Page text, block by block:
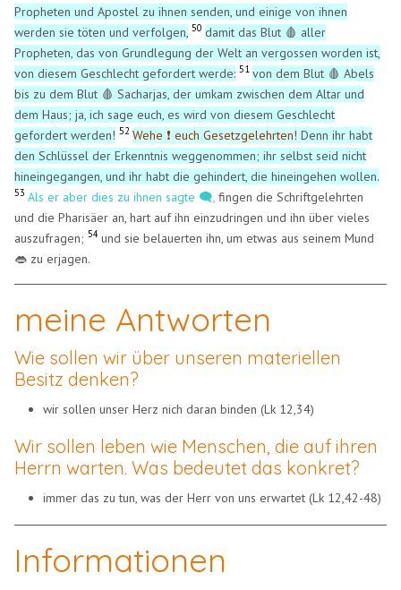
Propheten und Apostel zu ihnen senden, und einige von ihnen
werden sie töten und verfolgen, 50 damit das Blut 🩸 aller
Propheten, das von Grundlegung der Welt an vergossen worden ist,
von diesem Geschlecht gefordert werde: 51 von dem Blut 🩸 Abels
bis zu dem Blut 🩸 Sacharjas, der umkam zwischen dem Altar und
dem Haus; ja, ich sage euch, es wird von diesem Geschlecht
gefordert werden! 52 Wehe ❗ euch Gesetzgelehrten! Denn ihr habt
den Schlüssel der Erkenntnis weggenommen; ihr selbst seid nicht
hineingegangen, und ihr habt die gehindert, die hineingehen wollen.
53 Als er aber dies zu ihnen sagte 🗨️, fingen die Schriftgelehrten
und die Pharisäer an, hart auf ihn einzudringen und ihn über vieles
auszufragen;54 und sie belauerten ihn, um etwas aus seinem Mund
👄 zu erjagen.
meine Antworten
Wie sollen wir über unseren materiellen
Besitz denken?
wir sollen unser Herz nich daran binden (Lk 12,34)
Wir sollen leben wie Menschen, die auf ihren
Herrn warten. Was bedeutet das konkret?
immer das zu tun, was der Herr von uns erwartet (Lk 12,42-48)
Informationen